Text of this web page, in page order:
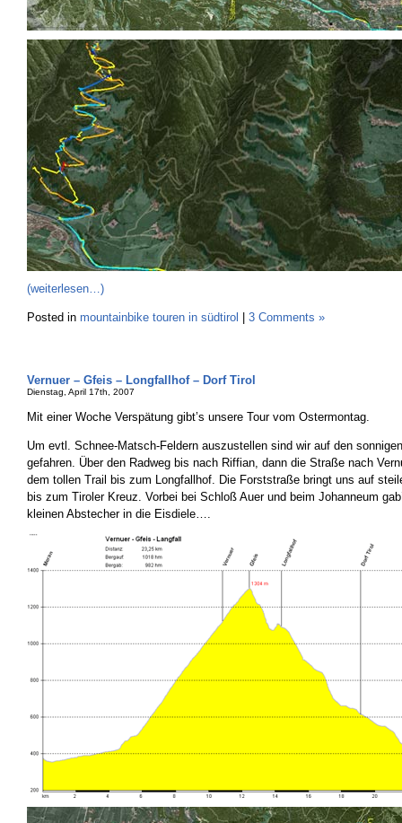
(weiterlesen…)
Posted in mountainbike touren in südtirol 3 Comments »
Vernuer – Gfeis – Longfallhof – Dorf Tirol
Dienstag, April 17th, 2007
Mit einer Woche Verspätung gibt’s unsere Tour vom Ostermontag.
Um evtl. Schnee-Matsch-Feldern auszustellen sind wir auf den
gefahren. Über den Radweg bis nach Riffian, dann die Straße nach
dem tollen Trail bis zum Longfallhof. Die Forststraße bringt uns auf
bis zum Tiroler Kreuz. Vorbei bei Schloß Auer und beim Johanneum
kleinen Abstecher in die Eisdiele….